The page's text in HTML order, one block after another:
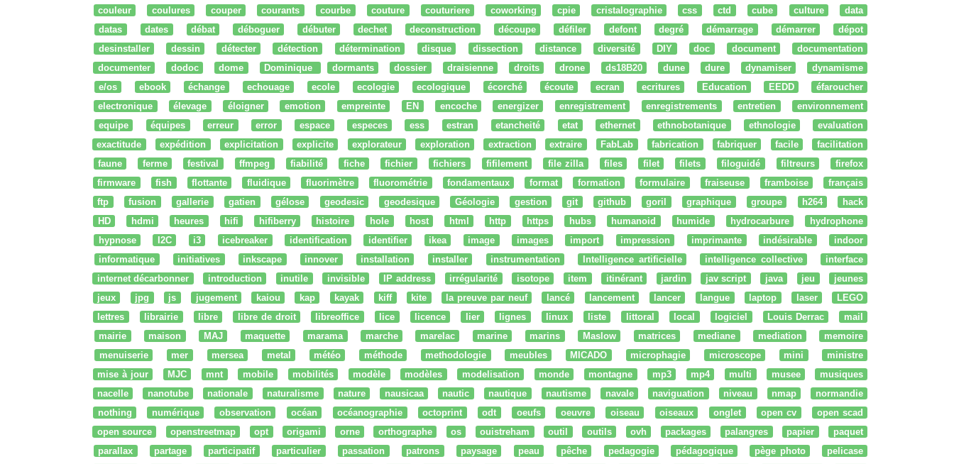
couleur
coulures couper courants courbe couture couturiere coworking cpie cristalographie css ctd cube culture
data
datas
dates débat déboguer débuter dechet deconstruction découpe défiler defont degré démarrage démarrer
dépot
desinstaller
dessin détecter détection détermination disque dissection distance diversité DIY doc document
documentation
documenter
dodoc dome Dominique dormants dossier draisienne droits drone ds18B20 dune dure dynamiser
dynamisme
e/os
ebook échange echouage ecole ecologie ecologique écorché écoute ecran ecritures Education EEDD
éfaroucher
electronique
élevage éloigner emotion empreinte EN encoche energizer enregistrement enregistrements entretien
environnement
equipe
équipes erreur error espace especes ess estran etancheité etat ethernet ethnobotanique ethnologie
evaluation
exactitude
expédition explicitation explicite explorateur exploration extraction extraire FabLab fabrication fabriquer facile
facilitation
faune
ferme festival ffmpeg fiabilité fiche fichier fichiers fifilement file zilla files filet filets filoguidé filtreurs
firefox
firmware
fish flottante fluidique fluorimètre fluorométrie fondamentaux format formation formulaire fraiseuse framboise
français
ftp
fusion gallerie gatien gélose geodesic geodesique Géologie gestion git github goril graphique groupe h264
hack
HD
hdmi heures hifi hifiberry histoire hole host html http https hubs humanoid humide hydrocarbure
hydrophone
hypnose
I2C i3 icebreaker identification identifier ikea image images import impression imprimante indésirable
indoor
informatique
initiatives inkscape innover installation installer instrumentation Intelligence artificielle intelligence collective
interface
internet décarbonner
introduction inutile invisible IP address irrégularité isotope item itinérant jardin jav script java jeu
jeunes
jeux
jpg js jugement kaiou kap kayak kiff kite la preuve par neuf lancé lancement lancer langue laptop laser
LEGO
lettres
librairie libre libre de droit libreoffice lice licence lier lignes linux liste littoral local logiciel Louis Derrac
mail
mairie
maison MAJ maquette marama marche marelac marine marins Maslow matrices mediane mediation
memoire
menuiserie
mer mersea metal météo méthode methodologie meubles MICADO microphagie microscope mini
ministre
mise à jour
MJC mnt mobile mobilités modèle modèles modelisation monde montagne mp3 mp4 multi musee
musiques
nacelle
nanotube nationale naturalisme nature nausicaa nautic nautique nautisme navale naviguation niveau nmap
normandie
nothing
numérique observation océan océanographie octoprint odt oeufs oeuvre oiseau oiseaux onglet open cv
open scad
open source
openstreetmap opt origami orne orthographe os ouistreham outil outils ovh packages palangres papier
paquet
parallax
partage participatif particulier passation patrons paysage peau pêche pedagogie pédagogique pège photo
pelicase